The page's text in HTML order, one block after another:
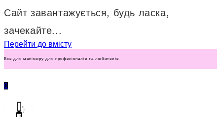
Сайт завантажується, будь ласка,
зачекайте...
Перейти до вмісту
Все для манікюру для професіоналів та любителів
0